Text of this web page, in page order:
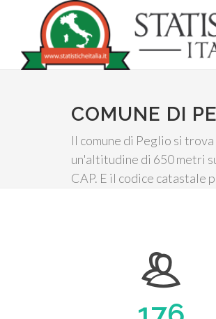
COMUNE DI
Il comune di Peglio si
un'altitudine di 650 metri
CAP. E il codice catastale